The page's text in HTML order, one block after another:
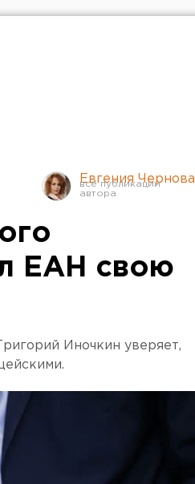
Евгения Чернова
ЕАН свою
Иночкин уверяет,